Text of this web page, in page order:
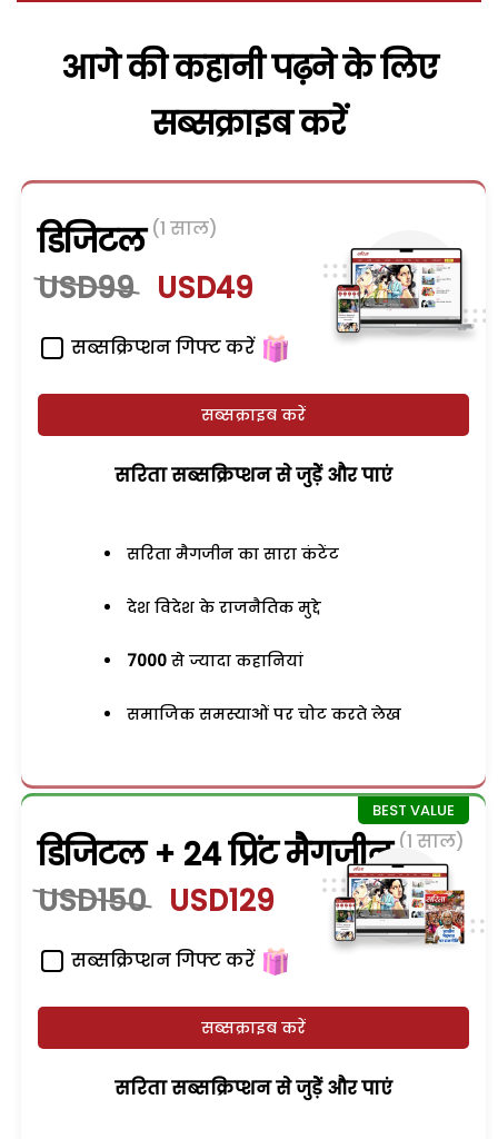
आगे की कहानी पढ़ने के लिए
सब्सक्राइब करें
डिजिटल (1 साल)
USD99 USD49
सब्सक्रिप्शन गिफ्ट करें
सब्सक्राइब करें
सरिता सब्सक्रिप्शन से जुड़ेें और पाएं
सरिता मैगजीन का सारा कंटेंट
देश विदेश के राजनैतिक मुद्दे
7000 से ज्यादा कहानियां
समाजिक समस्याओं पर चोट करते लेख
डिजिटल + 24 प्रिंट मैगजीन (1 साल)
USD150 USD129
सब्सक्रिप्शन गिफ्ट करें
सब्सक्राइब करें
सरिता सब्सक्रिप्शन से जुड़ेें और पाएं